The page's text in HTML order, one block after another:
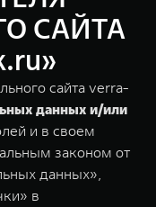
400
пределы возможного
5 599 000 ₽
САЙТА
сайта verra-
данных и/или
и в своем
законом от
данных»,
в